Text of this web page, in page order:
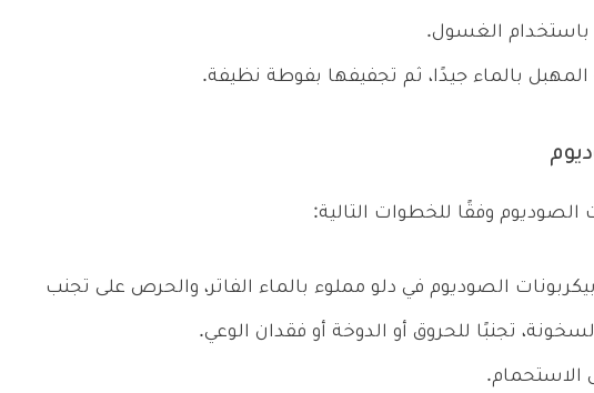
الغسول.
بالماء جيدًا، ثم تجفيفها بفوطة نظيفة.
وفقًا للخطوات التالية:
الصوديوم في دلو مملوء بالماء الفاتر، والحرص على تجنب
تجنبًا للحروق أو الدوخة أو فقدان الوعي.